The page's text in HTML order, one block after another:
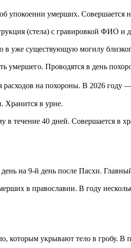
упокоении умерших. Совершается
(стела) с гравировкой ФИО и
в уже существующую могилу
умершего. Проводятся в день
расходов на похороны. В 2026 году
Хранится в урне.
течение 40 дней. Совершается в
на 9-й день после Пасхи.
в православии. В году
которым укрывают тело в гробу.